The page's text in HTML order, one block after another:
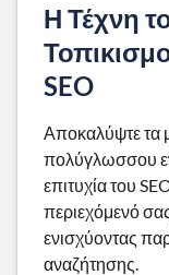
Η Τέχνη
SEO
Αποκαλύψτε τα
πολύγλωσσου
επιτυχία του
περιεχόμενό
ενισχύοντας
αναζήτησης.